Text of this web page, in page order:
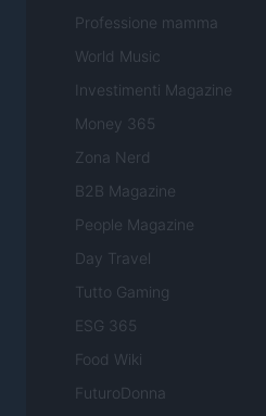
Professione mamma
World Music
Investimenti Magazine
Money 365
Zona Nerd
B2B Magazine
People Magazine
Day Travel
Tutto Gaming
ESG 365
Food Wiki
FuturoDonna